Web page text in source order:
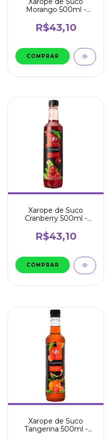
Morango 500ml -
R$43,10
Xarope de Suco
Cranberry 500ml -
R$43,10
Xarope de Suco
Tangerina 500ml -